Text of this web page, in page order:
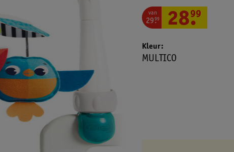
van
29.
99 28.
99
Kleur
MULTICO